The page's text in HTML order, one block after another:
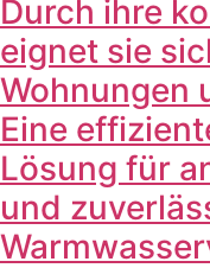
Durch ihre
eignet sie
Wohnungen
Eine
Lösung für
und